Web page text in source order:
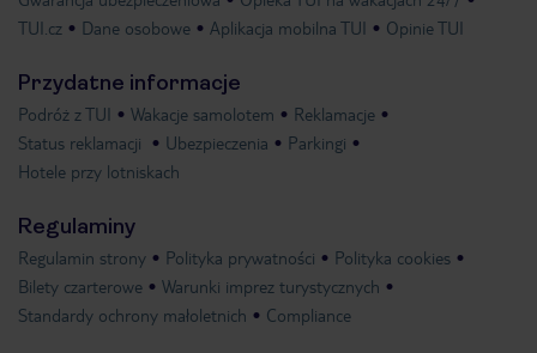
TUI.cz
Dane osobowe Aplikacja mobilna TUI Opinie TUI
Przydatne informacje
Podróż z TUI Wakacje samolotem
Reklamacje
Status reklamacji
Ubezpieczenia
Parkingi
Hotele przy lotniskach
Regulaminy
Regulamin strony Polityka prywatności
Polityka cookies
Bilety czarterowe
Warunki imprez turystycznych
Standardy ochrony małoletnich
Compliance